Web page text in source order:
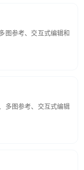
图参考、交互式编辑和
多图参考、交互式编辑